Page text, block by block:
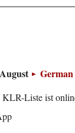
German
KLR-Liste ist